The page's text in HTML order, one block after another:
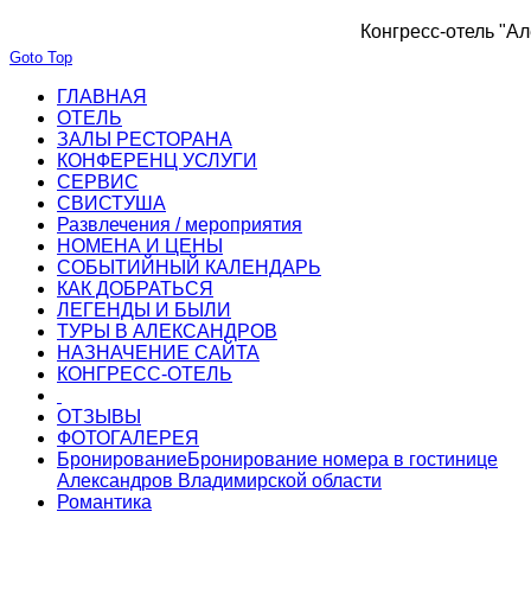
Конгресс-отель
Goto Top
ГЛАВНАЯ
ОТЕЛЬ
ЗАЛЫ РЕСТОРАНА
КОНФЕРЕНЦ УСЛУГИ
СЕРВИС
СВИСТУША
Развлечения / мероприятия
НОМЕНА И ЦЕНЫ
СОБЫТИЙНЫЙ КАЛЕНДАРЬ
КАК ДОБРАТЬСЯ
ЛЕГЕНДЫ И БЫЛИ
ТУРЫ В АЛЕКСАНДРОВ
НАЗНАЧЕНИЕ САЙТА
КОНГРЕСС-ОТЕЛЬ
ОТЗЫВЫ
ФОТОГАЛЕРЕЯ
БронированиеБронирование номера в гостинице
Александров Владимирской области
Романтика